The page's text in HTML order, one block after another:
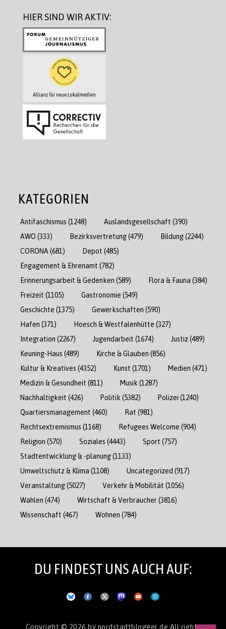
HIER SIND WIR AKTIV:
KATEGORIEN
Antifaschismus (1248) Auslandsgesellschaft (390)
AWO (333) Bezirksvertretung(479) Bildung(2244)
CORONA (681) Depot (485)
Engagement & Ehrenamt (782)
Erinnerungsarbeit & Gedenken (589) Flora & Fauna (384)
Freizeit (1105) Gastronomie (549)
Geschichte (1375) Gewerkschaften (590)
Hafen (371) Hoesch & Westfalenhütte (327)
Integration (2267) Jugendarbeit (1674) Justiz(489)
Keuning-Haus (489) Kirche & Glauben (856)
Kultur & Kreatives (4352) Kunst (1701) Medien (471)
Medizin & Gesundheit (811) Musik (1287)
Nachhaltigkeit (426) Politik (5382) Polizei (1240)
Quartiersmanagement (460) Rat (981)
Rechtsextremismus (1168) Refugees Welcome (904)
Religion (570) Soziales (4443) Sport (757)
Stadtentwicklung & -planung(1133)
Umweltschutz & Klima (1108) Uncategorized (917)
Veranstaltung(5027) Verkehr & Mobilität (1056)
Wahlen (474) Wirtschaft & Verbraucher(3816)
Wissenschaft (467) Wohnen (784)
DU FINDEST UNS AUCH AUF:
Copyright © 2026 by nordstadtblogger.de All rights